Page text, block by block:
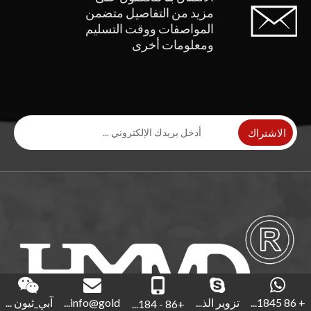
مزيد من التفاصيل متضمن
المواصفات ووقت التسليم
ومعلومات أخرى
الاشتراك
+ 86 1845... تزوير الذ... +86 - 184...
info@gold... آبي_ثيون ...